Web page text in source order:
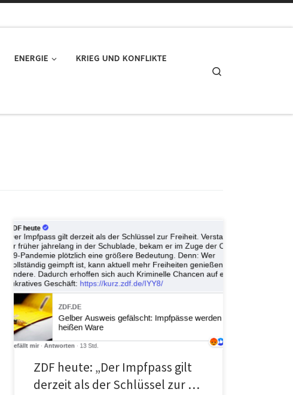
ENERGIE KRIEG UND KONFLIKTE
Kritik an der inhaltlichen Entgleisung des öffentlich-
rechtlichen Senders: Alexa L.: „ZDF heute „Der
Impfpass gilt derzeit als der Schlüssel zur […]
ZDF heute: „Der Impfpass gilt
derzeit als der Schlüssel zur …